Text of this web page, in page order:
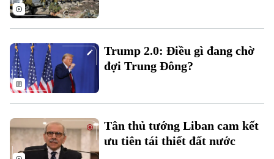
Theo dõi Hà Nội On
Trump 2.0: Điều gì đang chờ
đợi Trung Đông?
Tân thủ tướng Liban cam kết
ưu tiên tái thiết đất nước